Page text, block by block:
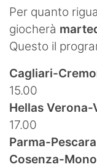
Hockey
Altri sport
Hockey
Pallanuoto
Pallamano
Altre
Per quanto
giocherà
Questo il
Cagliari-
15.00
Hellas Verona-
17.00
Parma-Pescara
Cosenza-